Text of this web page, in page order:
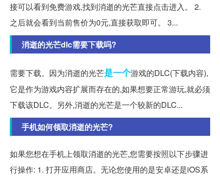
接可以看到免费游戏,找到消逝的光芒直接点击进入。 2.
之后就会看到当前售价为0元,直接获取即可。 3...
消逝的光芒dlc需要下载吗?
需要下载。因为消逝的光芒是一个游戏的DLC(下载内容),
它是作为游戏内容扩展而存在的,如果想要正常游玩,就必须
下载该DLC。另外,消逝的光芒是一个较新的DLC...
手机如何领取消逝的光芒?
如果您想在手机上领取消逝的光芒,您需要按照以下步骤进
行操作: 1. 打开应用商店。无论您使用的是安卓还是iOS系